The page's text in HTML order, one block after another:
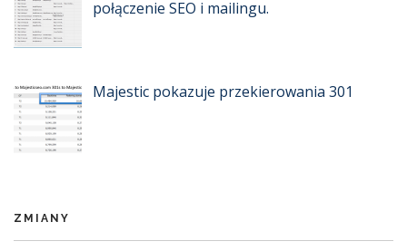
połączenie SEO i mailingu.
Majestic pokazuje przekierowania 301
ZMIANY